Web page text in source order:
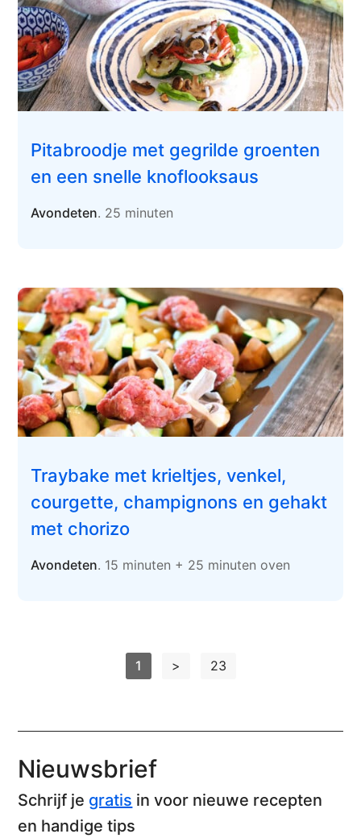
Pitabroodje met gegrilde groenten
en een snelle knoflooksaus
Avondeten. 25 minuten
Traybake met krieltjes, venkel,
courgette, champignons en gehakt
met chorizo
Avondeten. 15 minuten + 25 minuten oven
1 > 23
Nieuwsbrief
Schrijf je gratis in voor nieuwe recepten
en handige tips